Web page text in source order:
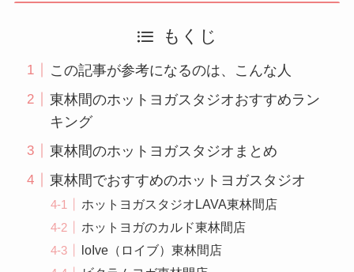
もくじ
この記事が参考になるのは、こんな人
東林間のホットヨガスタジオおすすめラン
キング
東林間のホットヨガスタジオまとめ
東林間でおすすめのホットヨガスタジオ
ホットヨガスタジオLAVA東林間店
ホットヨガのカルド東林間店
loIve（ロイブ）東林間店